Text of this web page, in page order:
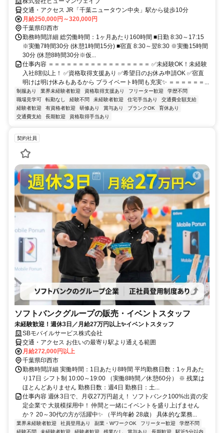
交通・アクセス JR「千葉ニュータウン中央」駅から徒歩10分
月給250,000円～320,000円
千葉県印西市
勤務時間詳細 総労働時間：1ヶ月あたり160時間 ■日勤 8:30～17:15
※実働7時間30分 (休憩1時間15分) ■宿直 8:30～翌8:30 ※実働15時間
30分 (休憩8時間30分※仮...
仕事内容 ＝＝＝＝＝＝＝＝＝＝＝＝＝＝＝＝＝ ✅未経験OK！未経験
入社8割以上！ ✅資格取得支援あり ✅希望日のお休み申請OK ✅宿直
明けは明け休みもあるから プライベート時間も充実✨ ＝＝＝＝＝＝...
制服あり 業界未経験者歓迎 資格取得支援あり フリーター歓迎
学歴不問
職場見学可
転勤なし 経験不問 未経験者歓迎 住宅手当あり
交通費全額支給
経験者歓迎
有資格者歓迎 研修あり 賞与あり ブランクOK
育休あり
交通費支給
長期歓迎 資格取得手当あり
契約社員
ソフトバンクグループの販売・イベントスタッフ
未経験歓迎！週休3日／月給27万円以上✨イベントスタッフ
SBモバイルサービス株式会社
交通・アクセス お住いの最寄り駅より通える範囲
月給272,000円以上
千葉県印西市
勤務時間詳細 実働時間：1日あたり8時間 平均勤務日数：1ヶ月あた
り17日 シフト制 10:00～19:00 （実働8時間／休憩60分） ※ 残業は
ほとんどありません 勤務日数：週4日 勤務日：土...
仕事内容 週休3日で、月収27万円超え！ ソフトバンク100%出資の安
定企業で 大規模採用中！ 仲間と一緒にイベントを盛り上げません
か？ 20～30代の方が活躍中✨ （平均年齢 28歳） 具体的な業務...
業界未経験者歓迎 社員登用あり 副業・WワークOK フリーター歓迎
学歴不問
経験不問
未経験者歓迎 経験者歓迎 残業なし 賞与あり 長期歓迎
駅近5分以内